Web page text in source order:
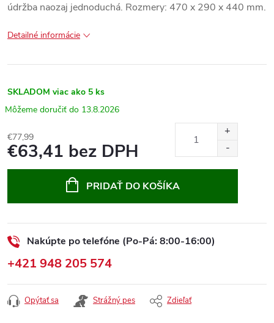
údržba naozaj jednoduchá. Rozmery: 470 x 290 x 440 mm.
Detailné informácie
SKLADOM viac ako 5 ks
13.8.2026
€77,99
€63,41 bez DPH
PRIDAŤ DO KOŠÍKA
Nakúpte po telefóne (Po-Pá: 8:00-16:00)
+421 948 205 574
Opýtať sa Strážný pes Zdieľať